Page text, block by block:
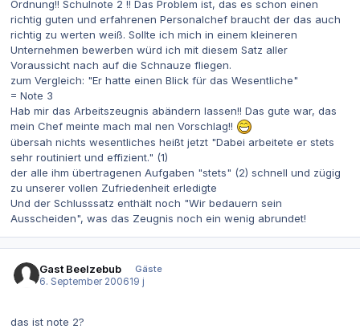
Ordnung!! Schulnote 2 !! Das Problem ist, das es schon einen
richtig guten und erfahrenen Personalchef braucht der das auch
richtig zu werten weiß. Sollte ich mich in einem kleineren
Unternehmen bewerben würd ich mit diesem Satz aller
Voraussicht nach auf die Schnauze fliegen.
zum Vergleich: "Er hatte einen Blick für das Wesentliche"
= Note 3
Hab mir das Arbeitszeugnis abändern lassen!! Das gute war, das
mein Chef meinte mach mal nen Vorschlag!!
übersah nichts wesentliches heißt jetzt "Dabei arbeitete er stets
sehr routiniert und effizient." (1)
der alle ihm übertragenen Aufgaben "stets" (2) schnell und zügig
zu unserer vollen Zufriedenheit erledigte
Und der Schlusssatz enthält noch "Wir bedauern sein
Ausscheiden", was das Zeugnis noch ein wenig abrundet!
Gast Beelzebub
Gäste
6. September 200619 j
das ist note 2?